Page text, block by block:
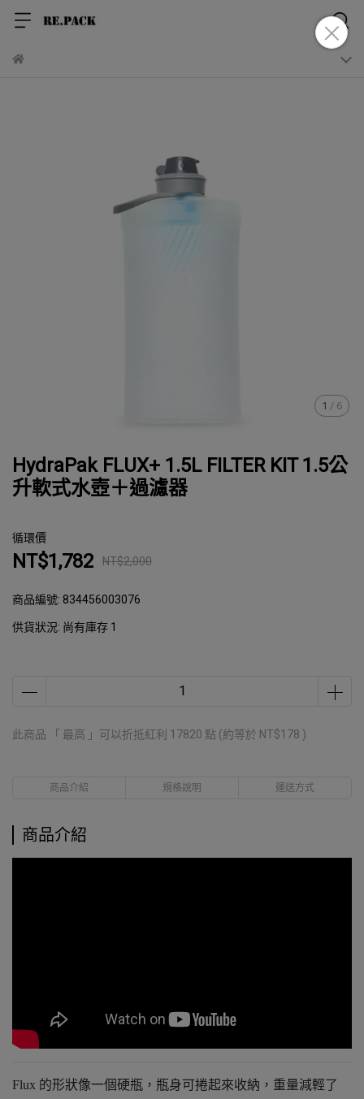
1 / 6
HydraPak FLUX+ 1.5L FILTER KIT 1.5公
升軟式水壺＋過濾器
循環價
NT$1,782 NT$2,000
商品編號:834456003076
供貨狀況: 尚有庫存 1
此商品 「 最高 」可以折抵紅利 17820 點 (約等於 NT$178 )
商品介紹 規格說明 運送方式
商品介紹
Flux 的形狀像一個硬瓶，瓶身可捲起來收納，重量減輕了